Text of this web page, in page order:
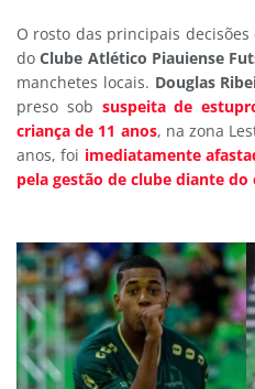
O rosto das principais
doClube Atlético Piauiense
manchetes locais. Douglas
preso sob suspeita de
criança de 11 anos, na zona
anos, foi imediatamente
pela gestão de clube diante do